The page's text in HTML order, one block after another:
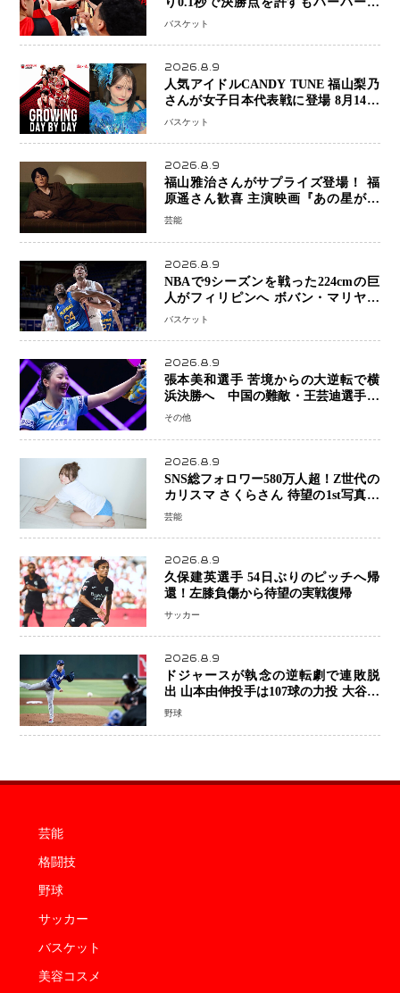
ュニア15得点 カーク18得点と存在感
バスケット
2026.8.9
人気アイドルCANDY TUNE 福山梨乃
さんが女子日本代表戦に登場 8月14日
「三井不動産カップ」でスペシャルゲ
バスケット
2026.8.9
福山雅治さんがサプライズ登場！ 福
原遥さん歓喜 主演映画『あの星が降
る丘で、君とまた出会いたい。』舞台
芸能
2026.8.9
NBAで9シーズンを戦った224cmの巨
人がフィリピンへ ボバン・マリヤノ
ビッチ ジョーンズカップで新たな挑
バスケット
2026.8.9
張本美和選手 苦境からの大逆転で横
浜決勝へ 中国の難敵・王芸迪選手を
撃破「ここからまた行くぞ」兄・智和
その他
2026.8.9
SNS総フォロワー580万人超！Z世代の
カリスマ さくらさん 待望の1st写真集
が11月5日発売決定 沖縄で“今しか残
芸能
2026.8.9
久保建英選手 54日ぶりのピッチへ帰
還！左膝負傷から待望の実戦復帰
サッカー
2026.8.9
ドジャースが執念の逆転劇で連敗脱
出 山本由伸投手は107球の力投 大谷翔
平選手が延長10回に勝利を呼び込む一
野球
芸能
格闘技
野球
サッカー
バスケット
美容コスメ